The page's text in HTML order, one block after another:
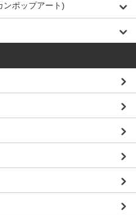
ンポップアート)